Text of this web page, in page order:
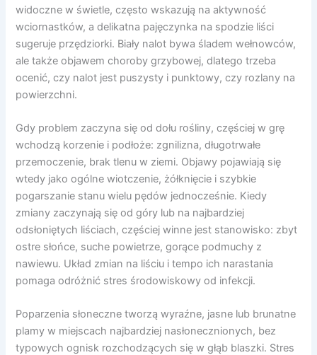
widoczne w świetle, często wskazują na aktywność
wciornastków, a delikatna pajęczynka na spodzie liści
sugeruje przędziorki. Biały nalot bywa śladem wełnowców,
ale także objawem choroby grzybowej, dlatego trzeba
ocenić, czy nalot jest puszysty i punktowy, czy rozlany na
powierzchni.
Gdy problem zaczyna się od dołu rośliny, częściej w grę
wchodzą korzenie i podłoże: zgnilizna, długotrwałe
przemoczenie, brak tlenu w ziemi. Objawy pojawiają się
wtedy jako ogólne wiotczenie, żółknięcie i szybkie
pogarszanie stanu wielu pędów jednocześnie. Kiedy
zmiany zaczynają się od góry lub na najbardziej
odsłoniętych liściach, częściej winne jest stanowisko: zbyt
ostre słońce, suche powietrze, gorące podmuchy z
nawiewu. Układ zmian na liściu i tempo ich narastania
pomaga odróżnić stres środowiskowy od infekcji.
Poparzenia słoneczne tworzą wyraźne, jasne lub brunatne
plamy w miejscach najbardziej nasłonecznionych, bez
typowych ognisk rozchodzących się w głąb blaszki. Stres